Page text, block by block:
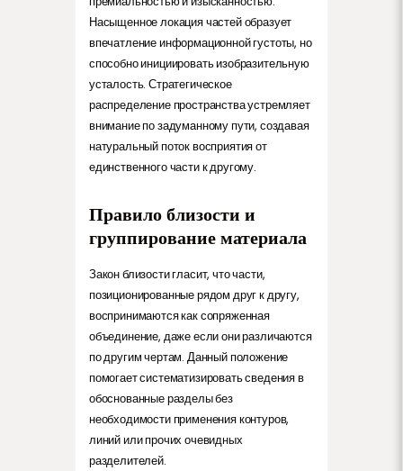
Насыщенное локация частей образует
впечатление информационной густоты, но
способно инициировать изобразительную
усталость. Стратегическое
распределение пространства устремляет
внимание по задуманному пути, создавая
натуральный поток восприятия от
единственного части к другому.
Правило близости и
группирование материала
Закон близости гласит, что части,
позиционированные рядом друг к другу,
воспринимаются как сопряженная
объединение, даже если они различаются
по другим чертам. Данный положение
помогает систематизировать сведения в
обоснованные разделы без
необходимости применения контуров,
линий или прочих очевидных
разделителей.